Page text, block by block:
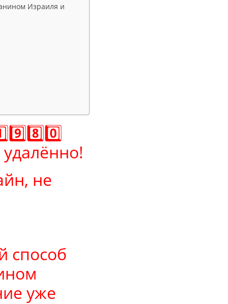
Израиля и
не
способ
уже